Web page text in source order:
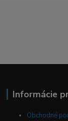
Informácie
Obchodné